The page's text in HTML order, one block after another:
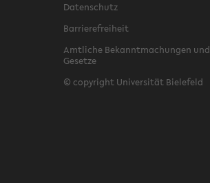
Datenschutz
Barrierefreiheit
Amtliche Bekanntmachungen und
Gesetze
© copyright Universität Bielefeld